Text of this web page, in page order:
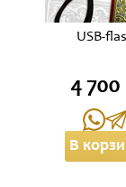
USB-
4 700
В